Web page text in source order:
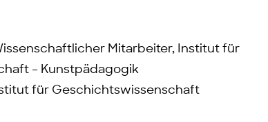
Mitarbeiter, Institut für
– Kunstpädagogik
für Geschichtswissenschaft